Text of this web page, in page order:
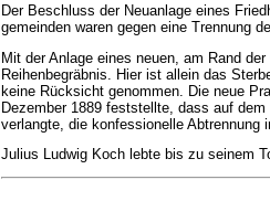
Der Beschluss der Neuanlage eines
gemeinden waren gegen eine Trennung
Mit der Anlage eines neuen, am Rand
Reihenbegräbnis. Hier ist allein das
keine Rücksicht genommen. Die neue
Dezember 1889 feststellte, dass auf
verlangte, die konfessionelle Abtrennung
Julius Ludwig Koch lebte bis zu seinem